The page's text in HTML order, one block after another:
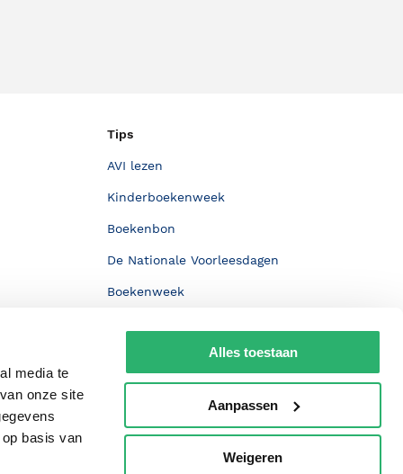
media te
onze site
basis van
Alles toestaan
Aanpassen
Weigeren
Tips
AVI lezen
Kinderboekenweek
Boekenbon
De Nationale Voorleesdagen
Boekenweek